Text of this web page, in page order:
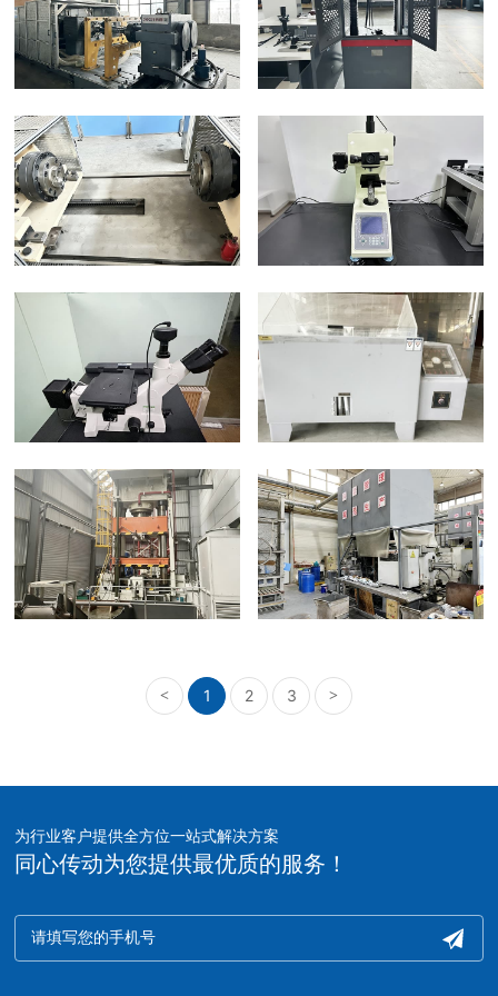
< 1 2 3 >
为行业客户提供全方位一站式解决方案
同心传动为您提供最优质的服务！